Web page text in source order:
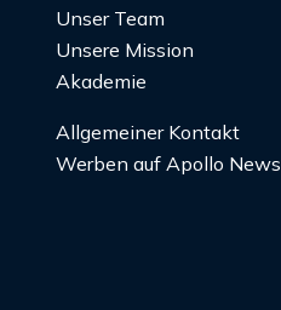
Unser Team
Unsere Mission
Akademie
Allgemeiner Kontakt
Werben auf Apollo News